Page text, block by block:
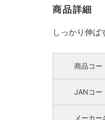
商品詳細
しっかり伸ば
商品コー
JANコー
メーカー